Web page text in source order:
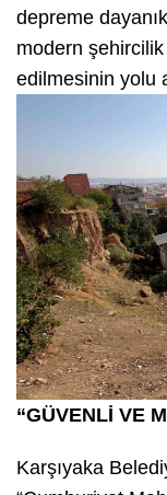
depreme
modern
edilmesinin yolu
“GÜVENLİ VE
Karşıyaka